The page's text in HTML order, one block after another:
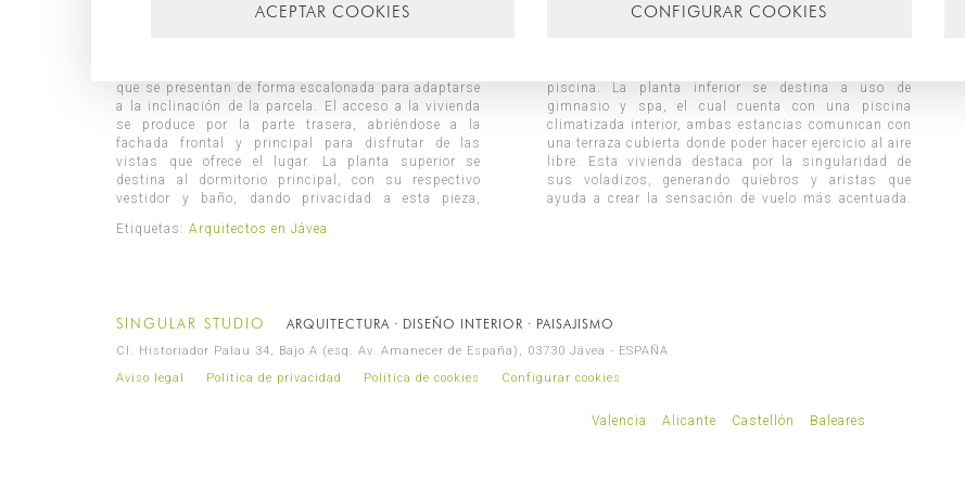
que ha decidido establecer su residencia habitual en
que se presentan de forma escalonada para adaptarse
a la inclinación de la parcela. El acceso a la vivienda
se produce por la parte trasera, abriéndose a la
fachada frontal y principal para disfrutar de las
vistas que ofrece el lugar. La planta superior se
destina al dormitorio principal, con su respectivo
vestidor y baño, dando privacidad a esta pieza,
principal corresponde a la intermedia, dónde se
piscina. La planta inferior se destina a uso de
gimnasio y spa, el cual cuenta con una piscina
climatizada interior, ambas estancias comunican con
una terraza cubierta donde poder hacer ejercicio al aire
libre. Esta vivienda destaca por la singularidad de
sus voladizos, generando quiebros y aristas que
ayuda a crear la sensación de vuelo más acentuada.
con muros revestidos de piedra con un tono gris
mortero, sin embargo, la fachada posterior se observa
un ritmo discontinuo, roto por el ritmo de los huecos
que en este caso son más pequeños y adquieren una
forma vertical. La vivienda se encuentra rodeada por
jardineras y vegetación que acompaña los recorridos
Etiquetas:Arquitectos en Jávea
SINGULAR STUDIO ARQUITECTURA · DISEÑO INTERIOR · PAISAJISMO
Cl. Historiador Palau 34, Bajo A (esq. Av. Amanecer de España), 03730 Jávea - ESPAÑA
Aviso legal
Política de privacidad Política de cookies Configurar cookies
Valencia Alicante Castellón Baleares
ACEPTAR COOKIES CONFIGURAR COOKIES